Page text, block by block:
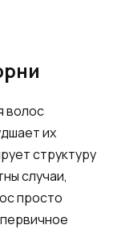
волос
их
структуру
случаи,
просто